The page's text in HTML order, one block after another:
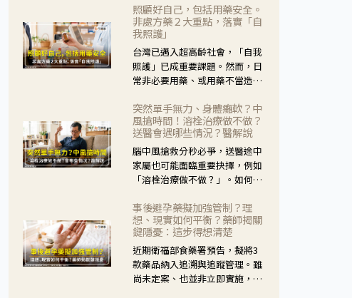
模式，用結合情境互動等豐富活
動，將抽象的失智轉化為可感
受、可討論的生活情境，並引導
民眾在家人開始出現改變時，以
理解取代責備、以耐心回應不
安。
照顧好自己，包括用藥安全。
非處方藥２大重點，落實「自
我照護」
台灣已邁入超高齡社會，「自我
照護」已成重要課題。然而，日
常非必要用藥、或用藥不當造成
在重要。社團法人台灣自我照護
產業協會 提出「非處方藥正確使
用」與「藥師給力」，鼓勵民眾
建立安全且正確的自我照護習
慣。
突然單手無力、身體癱軟？中
風搶時間！溶栓治療做不做？
送醫會遇哪些情況？醫解說
腦中風搶救分秒必爭，送醫途中
家屬也可能面臨重要抉擇，例如
「溶栓治療做不做？」。如何搶
會理事長陳龍醫師解說！
事後避孕藥擬加強管制？理
想、現實如何平衡？藥師揭關
鍵隱憂：這步得想清楚
近期衛福部食藥署預告，擬將3
款藥品納入追溯與追蹤管理。雖
尚未定案、也並非立即實施，不